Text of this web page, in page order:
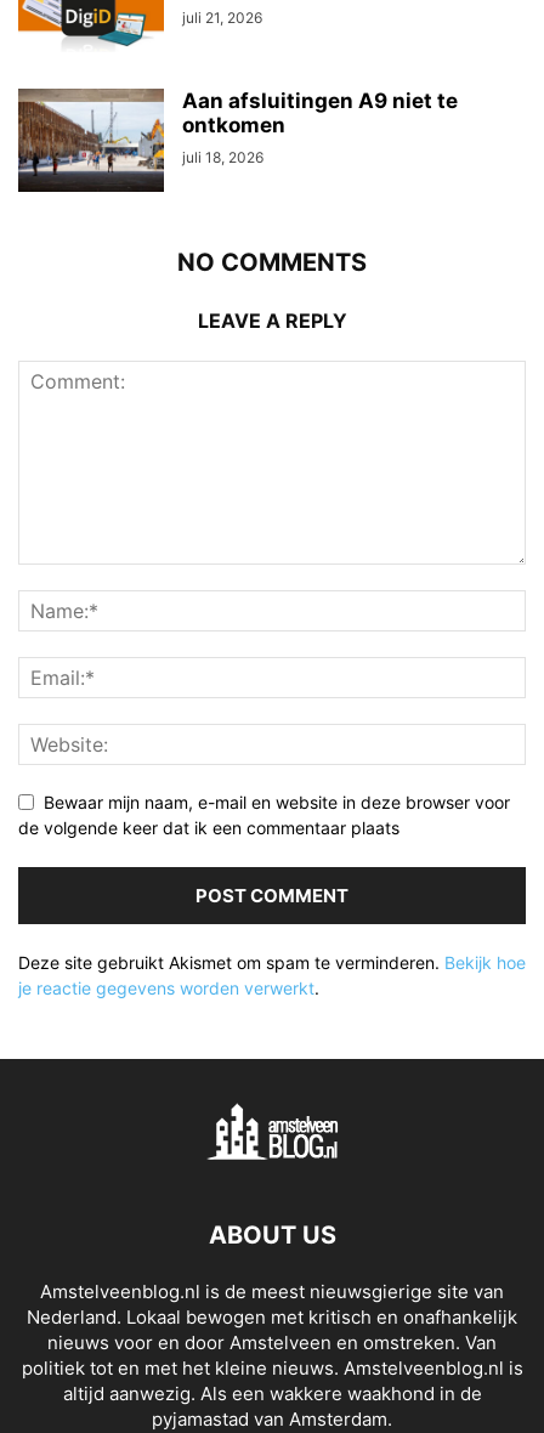
juli 21, 2026
Aan afsluitingen A9 niet te
ontkomen
juli 18, 2026
NO COMMENTS
LEAVE A REPLY
Bewaar mijn naam, e-mail en website in deze browser voor
de volgende keer dat ik een commentaar plaats
Deze site gebruikt Akismet om spam te verminderen. Bekijk hoe
je reactie gegevens worden verwerkt.
ABOUT US
Amstelveenblog.nl is de meest nieuwsgierige site van
Nederland. Lokaal bewogen met kritisch en onafhankelijk
nieuws voor en door Amstelveen en omstreken. Van
politiek tot en met het kleine nieuws. Amstelveenblog.nl is
altijd aanwezig. Als een wakkere waakhond in de
pyjamastad van Amsterdam.